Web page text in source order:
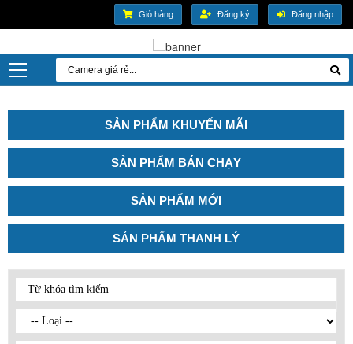
Giỏ hàng Đăng ký Đăng nhập
SẢN PHẨM KHUYẾN MÃI
SẢN PHẨM BÁN CHẠY
SẢN PHẨM MỚI
SẢN PHẨM THANH LÝ